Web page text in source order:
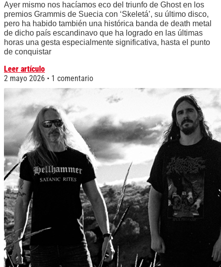
Ayer mismo nos hacíamos eco del triunfo de Ghost en los
premios Grammis de Suecia con ‘Skeletá’, su último disco,
pero ha habido también una histórica banda de death metal
de dicho país escandinavo que ha logrado en las últimas
horas una gesta especialmente significativa, hasta el punto
de conquistar
Leer artículo
2 mayo 2026
1 comentario